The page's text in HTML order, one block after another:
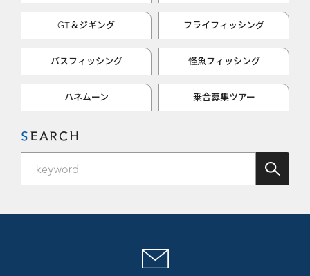
GT＆ジギング フライフィッシング
バスフィッシング 怪魚フィッシング
ハネムーン 乗合募集ツアー
SEARCH